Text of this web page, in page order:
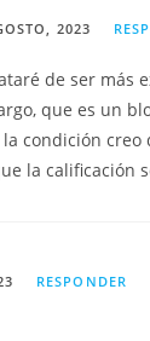
2023
de ser más
que es un
la condición creo
la calificación
RESPONDER